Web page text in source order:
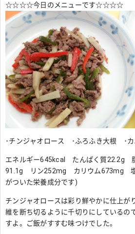
☆☆☆☆今日のメニューです☆☆☆☆
･チンジャオロース ･ふろふき大根 ･カ
エネルギー645kcal たんぱく質22.2g
91.1g リン252mg カリウム673mg 塩
がついた栄養成分です)
チンジャオロースは彩り鮮やかに仕上が
維を断ち切るように千切りにしているの
すよ。ご飯がすすむ味つけでした。